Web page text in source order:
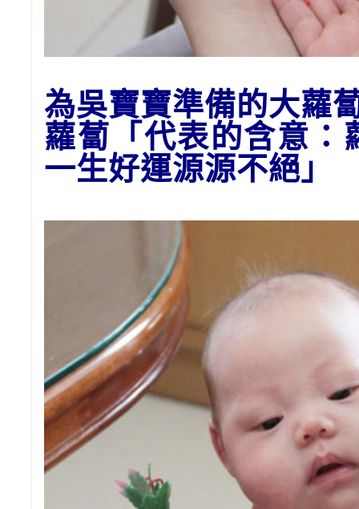
為吳寶寶準備的大蘿
蘿蔔「代表的含意：
一生好運源源不絕」